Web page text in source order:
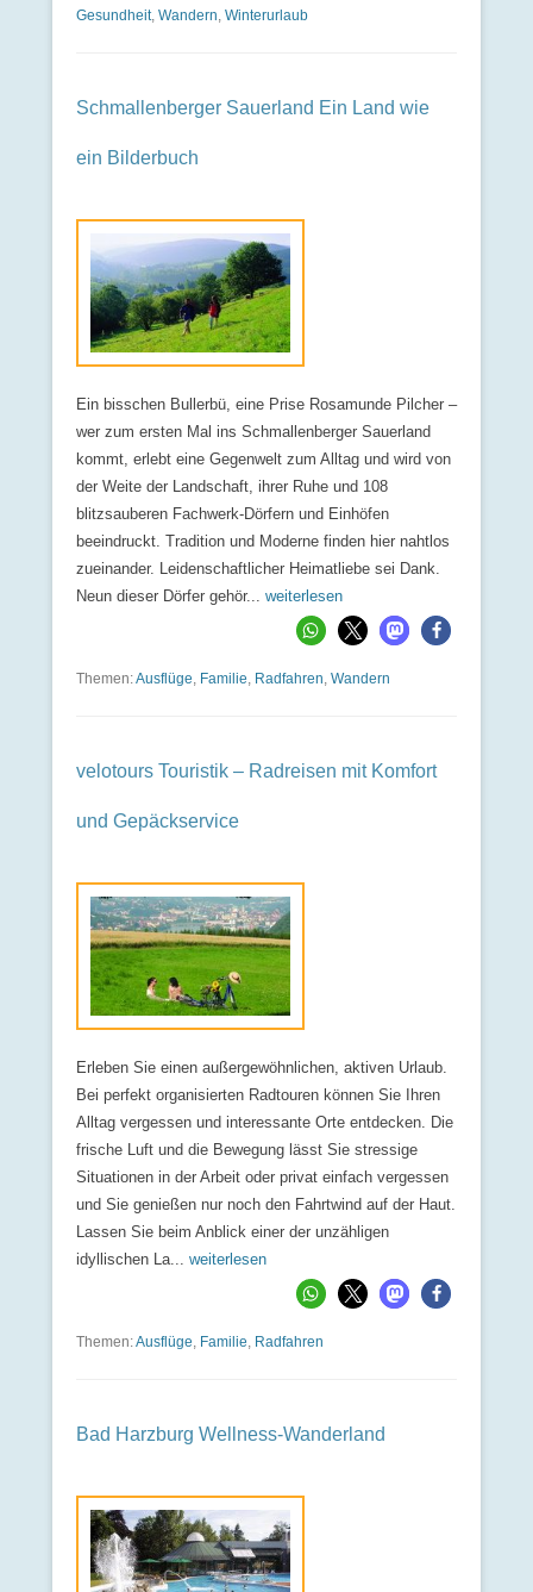
Gesundheit, Wandern, Winterurlaub
Schmallenberger Sauerland Ein Land wie
ein Bilderbuch
Ein bisschen Bullerbü, eine Prise Rosamunde Pilcher –
wer zum ersten Mal ins Schmallenberger Sauerland
kommt, erlebt eine Gegenwelt zum Alltag und wird von
der Weite der Landschaft, ihrer Ruhe und 108
blitzsauberen Fachwerk-Dörfern und Einhöfen
beeindruckt. Tradition und Moderne finden hier nahtlos
zueinander. Leidenschaftlicher Heimatliebe sei Dank.
Neun dieser Dörfer gehör... weiterlesen
Themen:Ausflüge, Familie, Radfahren, Wandern
velotours Touristik – Radreisen mit Komfort
und Gepäckservice
Erleben Sie einen außergewöhnlichen, aktiven Urlaub.
Bei perfekt organisierten Radtouren können Sie Ihren
Alltag vergessen und interessante Orte entdecken. Die
frische Luft und die Bewegung lässt Sie stressige
Situationen in der Arbeit oder privat einfach vergessen
und Sie genießen nur noch den Fahrtwind auf der Haut.
Lassen Sie beim Anblick einer der unzähligen
idyllischen La... weiterlesen
Themen:Ausflüge, Familie, Radfahren
Bad Harzburg Wellness-Wanderland